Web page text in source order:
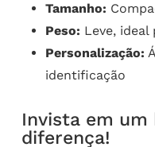
Tamanho:
Peso: Leve, ideal
Personalização:
identificação
Invista em um
diferença!